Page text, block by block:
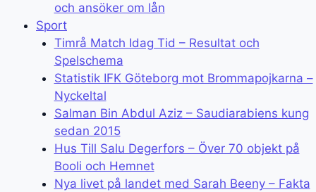
och ansöker om lån
Sport
Timrå Match Idag Tid – Resultat och
Spelschema
Statistik IFK Göteborg mot Brommapojkarna –
Nyckeltal
Salman Bin Abdul Aziz – Saudiarabiens kung
sedan 2015
Hus Till Salu Degerfors – Över 70 objekt på
Booli och Hemnet
Nya livet på landet med Sarah Beeny – Fakta